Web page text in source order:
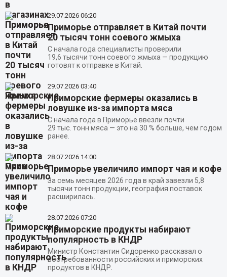
29.07.2026 06:20
Приморье отправляет в Китай почти
20 тысяч тонн соевого жмыха
С начала года специалисты проверили
19,6 тысячи тонн соевого жмыха — продукцию
готовят к отправке в Китай.
29.07.2026 03:40
Приморские фермеры оказались в
ловушке из-за импорта мяса
С начала года в Приморье ввезли почти
29 тыс. тонн мяса — это на 30 % больше, чем годом
ранее.
28.07.2026 14:00
Приморье увеличило импорт чая и кофе
За семь месяцев 2026 года в край завезли 5,8
тысячи тонн продукции, география поставок
расширилась.
28.07.2026 07:20
Приморские продукты набирают
популярность в КНДР
Министр Константин Сидоренко рассказал о
востребованности российских и приморских
продуктов в КНДР.